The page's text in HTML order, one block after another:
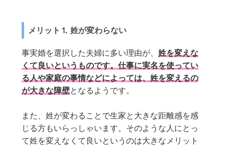
メリット⒈ 姓が変わらない
事実婚を選択した夫婦に多い理由が、姓を変えな
くて良いというものです。仕事に実名を使ってい
る人や家庭の事情などによっては、姓を変えるの
が大きな障壁となるようです。
また、姓が変わることで生家と大きな距離感を感
じる方もいらっしゃいます。そのような人にとっ
て姓を変えなくて良いというのは大きなメリット